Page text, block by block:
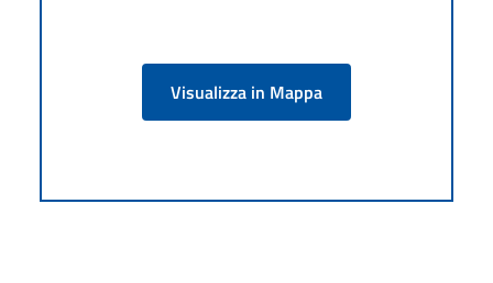
Visualizza in Mappa